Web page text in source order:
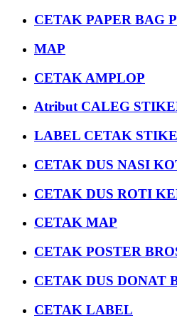
CETAK PAPER BAG
MAP
CETAK AMPLOP
Atribut CALEG
LABEL CETAK
CETAK DUS NASI
CETAK DUS ROTI
CETAK MAP
CETAK POSTER
CETAK DUS DONAT
CETAK LABEL